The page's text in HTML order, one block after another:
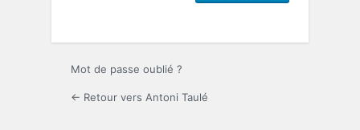
Mot de passe oublié ?
← Retour vers Antoni Taulé